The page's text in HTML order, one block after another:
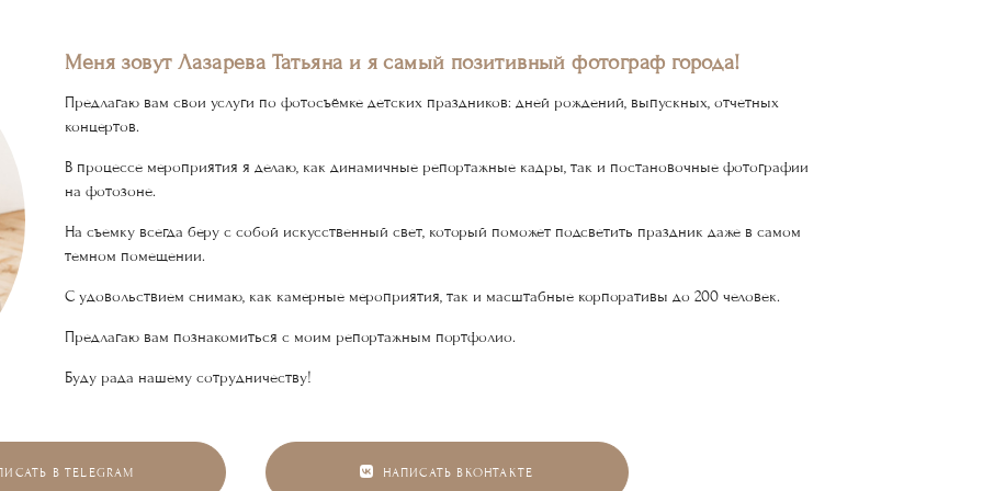
Меня зовут Лазарева Татьяна и я самый позитивный фотограф города!
Предлагаю вам свои услуги по фотосъёмке детских праздников: дней рождений, выпускных, отчетных
концертов.
В процессе мероприятия я делаю, как динамичные репортажные кадры, так и постановочные фотографии
на фотозоне.
На съемку всегда беру с собой искусственный свет, который поможет подсветить праздник даже в самом
темном помещении.
С удовольствием снимаю, как камерные мероприятия, так и масштабные корпоративы до 200 человек.
Предлагаю вам познакомиться с моим репортажным портфолио.
Буду рада нашему сотрудничеству!
В TELEGRAM НАПИСАТЬ ВКОНТАКТЕ